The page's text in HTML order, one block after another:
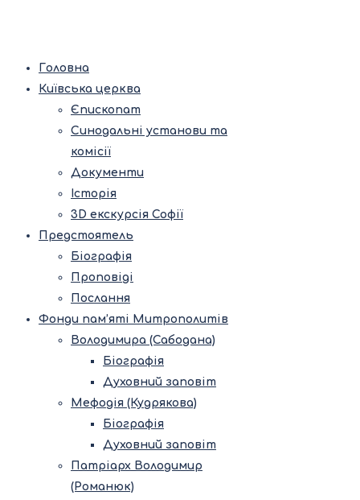
Головна
Київська церква
Єпископат
Синодальні установи та
комісії
Документи
Історія
3D екскурсія Софії
Предстоятель
Біографія
Проповіді
Послання
Фонди пам’яті Митрополитів
Володимира (Сабодана)
Біографія
Духовний заповіт
Мефодія (Кудрякова)
Біографія
Духовний заповіт
Патріарх Володимир
(Романюк)